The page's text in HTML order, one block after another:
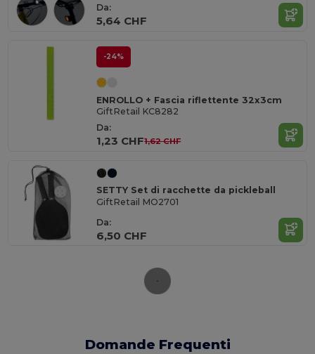
Da:
5,64 CHF
-24%
ENROLLO + Fascia riflettente 32x3cm
GiftRetail KC8282
Da:
1,23 CHF1,62 CHF
SETTY Set di racchette da pickleball
GiftRetail MO2701
Da:
6,50 CHF
Domande Frequenti